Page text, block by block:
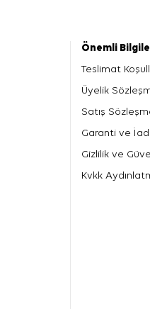
Önemli
Teslimat
Üyelik
Satış
Garanti ve
Gizlilik ve
Kvkk